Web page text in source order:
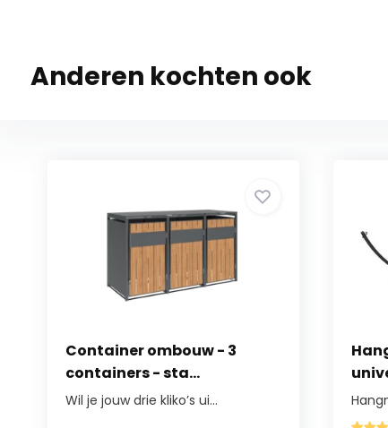
Anderen kochten ook
Container ombouw - 3
containers - sta...
Wil je jouw drie kliko’s ui...